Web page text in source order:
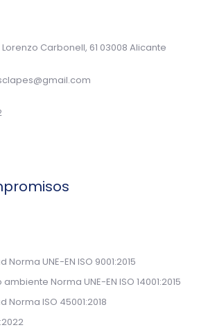
Carbonell, 61 03008 Alicante
UNE-EN ISO 9001:2015
Norma UNE-EN ISO 14001:2015
ISO 45001:2018